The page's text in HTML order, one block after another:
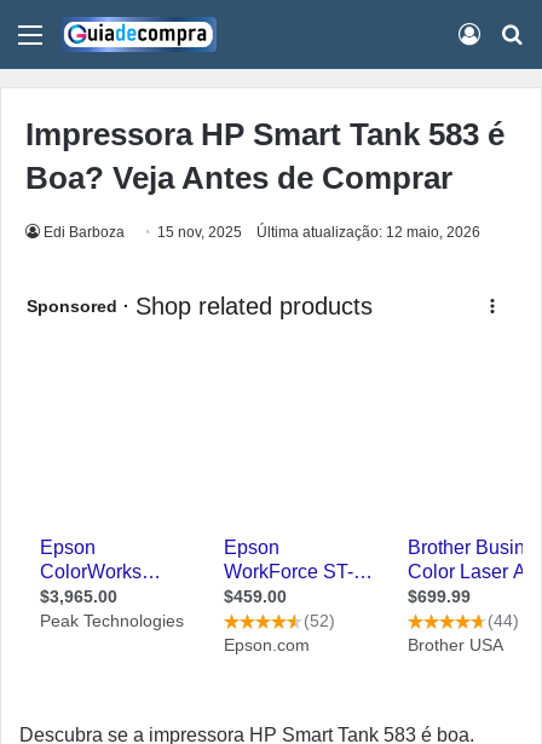
Menu
Impressora HP Smart Tank 583 é
Boa? Veja Antes de Comprar
Edi Barboza 15 nov, 2025 Última atualização: 12 maio, 2026
Descubra se a impressora HP Smart Tank 583 é boa.